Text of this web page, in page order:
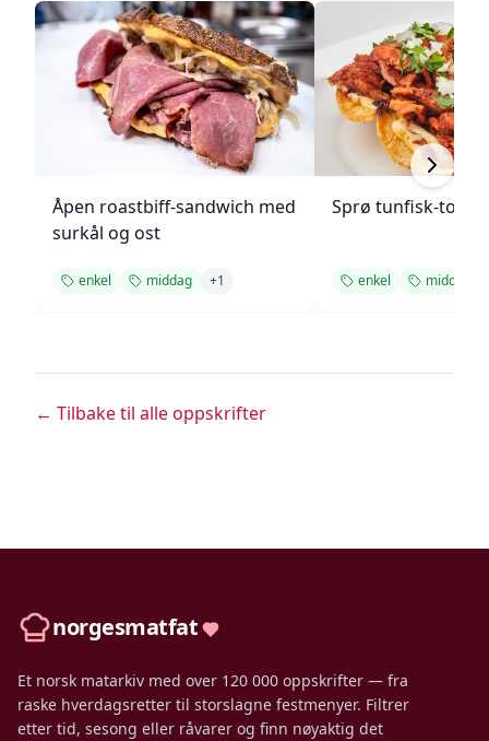
Åpen roastbiff-sandwich med
surkål og ost
enkel middag +1
Sprø tunfisk-
enkel middag
← Tilbake til alle oppskrifter
norgesmatfat
Et norsk matarkiv med over 120 000 oppskrifter — fra
raske hverdagsretter til storslagne festmenyer. Filtrer
etter tid, sesong eller råvarer og finn nøyaktig det